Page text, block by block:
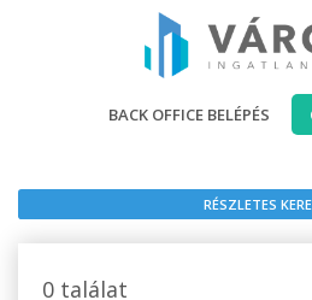
BACK OFFICE BELÉPÉS
RÉSZLETES
0 találat